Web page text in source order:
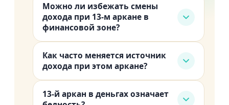
Можно ли избежать смены
дохода при 13-м аркане в
финансовой зоне?
но ценой стагнации и внутреннего
выгорания. Лучше не избегать, а
протестировать новую нишу, плавно
Как часто меняется источник
дохода при этом аркане?
смены происходят примерно раз в 5-
13-й аркан в деньгах означает